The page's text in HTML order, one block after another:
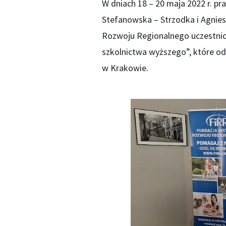
W dniach 18 – 20 maja 2022 r.
Stefanowska – Strzodka i
Rozwoju Regionalnego
szkolnictwa wyższego”, które
w Krakowie.